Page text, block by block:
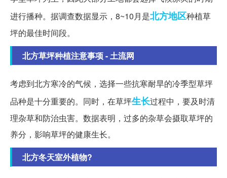
进行播种。据调查数据显示，8~10月是北方地区种植草
坪的最佳时间段。
北方草坪种植注意事项 - 土流网
考虑到北方寒冷的气候，选择一些抗寒耐旱的冷季型草坪
品种是十分重要的。同时，在草坪生长过程中，要及时清
理杂草和防治虫害。数据表明，过多的杂草会摄取草坪的
养分，影响草坪的健康生长。
北方冬天室外植物?